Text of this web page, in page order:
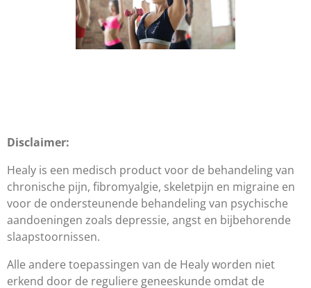
Disclaimer:
Healy is een medisch product voor de behandeling van
chronische pijn, fibromyalgie, skeletpijn en migraine en
voor de ondersteunende behandeling van psychische
aandoeningen zoals depressie, angst en bijbehorende
slaapstoornissen.
Alle andere toepassingen van de Healy worden niet
erkend door de reguliere geneeskunde omdat de